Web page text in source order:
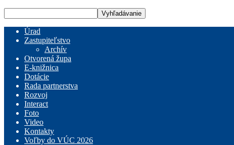
Úrad
Zastupiteľstvo
Archív
Otvorená župa
E-knižnica
Dotácie
Rada partnerstva
Rozvoj
Interact
Foto
Video
Kontakty
Voľby do VÚC 2026